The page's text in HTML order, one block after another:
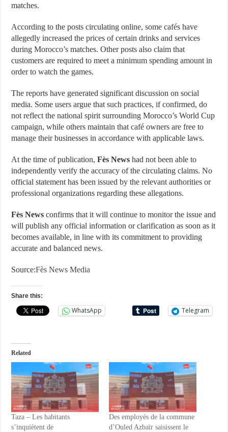
matches.
According to the posts circulating online, some cafés have
allegedly increased the prices of certain drinks and services
during Morocco’s matches. Other posts also claim that
customers are required to meet a minimum spending amount in
order to watch the games.
The reports have generated significant discussion on social
media. Some users argue that such practices, if confirmed, do
not reflect the national spirit surrounding Morocco’s World Cup
campaign, while others maintain that café owners are free to
manage their businesses in accordance with applicable laws.
At the time of publication,Fès News had not been able to
independently verify the accuracy of the circulating claims. No
official statement has been issued by the relevant authorities or
professional organizations regarding these allegations.
Fès News confirms that it will continue to monitor the issue and
will publish any official information or clarification as soon as it
becomes available, in line with its commitment to providing
accurate and balanced news.
Source:Fès News Media
Share this:
WhatsApp Telegram
Related
Taza – Les habitants
s’inquiètent de
Des employés de la commune
d’Ouled Azbaïr saisissent le